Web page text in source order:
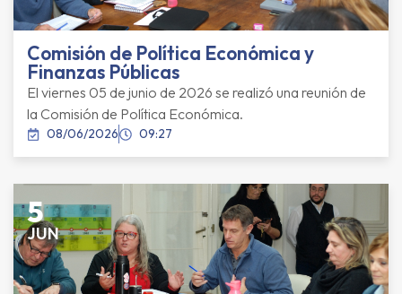
Comisión de Política Económica y
Finanzas Públicas
El viernes 05 de junio de 2026 se realizó una reunión de
la Comisión de Política Económica.
08/06/2026 09:27
5
JUN